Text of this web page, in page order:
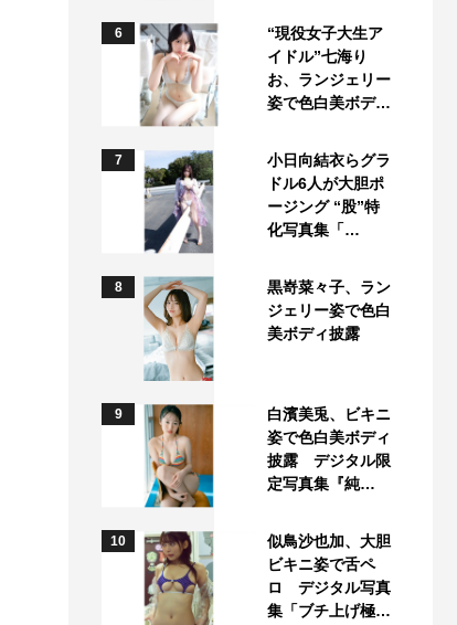
6
“現役女子大生ア
イドル”七海り
お、ランジェリー
姿で色白美ボデ…
7
小日向結衣らグラ
ドル6人が大胆ポ
ージング “股”特
化写真集「…
8
黒嵜菜々子、ラン
ジェリー姿で色白
美ボディ披露
9
白濱美兎、ビキニ
姿で色白美ボディ
披露 デジタル限
定写真集『純…
10
似鳥沙也加、大胆
ビキニ姿で舌ペ
ロ デジタル写真
集「ブチ上げ極…